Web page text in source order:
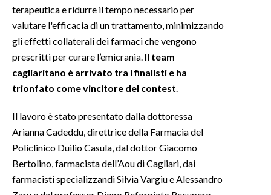
3 MINUTI CON
INSULARITÀ
INFO AZIENDE
ANNUNCI
NECROLOGI
PUBBLICITÀ
SPIAGGE
terapeutica e ridurre il tempo necessario per
valutare l'efficacia di un trattamento, minimizzando
gli effetti collaterali dei farmaci che vengono
prescritti per curare l’emicrania. Il team
cagliaritano è arrivato tra i finalisti e ha
trionfato come vincitore del contest
Il lavoro è stato presentato dalla dottoressa
Arianna Cadeddu, direttrice della Farmacia del
Policlinico Duilio Casula, dal dottor Giacomo
Bertolino, farmacista dell’Aou di Cagliari, dai
farmacisti specializzandi Silvia Vargiu e Alessandro